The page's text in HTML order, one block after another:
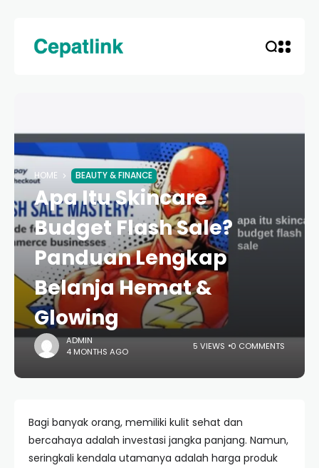
HOME BEAUTY & FINANCE
Apa Itu Skincare
Budget Flash Sale?
Panduan Lengkap
Belanja Hemat &
Glowing
ADMIN
4 MONTHS AGO
5 VIEWS 0 COMMENTS
Bagi banyak orang, memiliki kulit sehat dan
bercahaya adalah investasi jangka panjang. Namun,
seringkali kendala utamanya adalah harga produk